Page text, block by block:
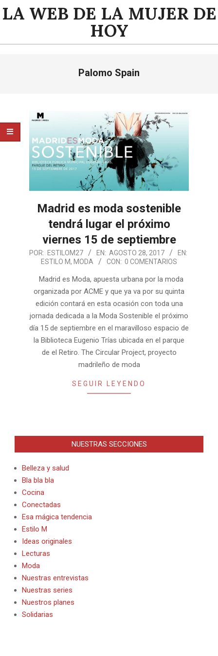
Saltar
alLA WEB DE LA MUJER DE
HOY
Palomo Spain
Madrid es moda sostenible
tendrá lugar el próximo
viernes 15 de septiembre
2017-
POR: ESTILOM27 EN: AGOSTO 28, 2017
EN:
ESTILO M, MODA CON: 0 COMENTARIOS
Madrid es Moda, apuesta urbana por la moda
organizada por ACME y que ya va por su quinta
edición contará en esta ocasión con toda una
jornada dedicada a la Moda Sostenible el próximo
día 15 de septiembre en el maravilloso espacio de
la Biblioteca Eugenio Trías ubicada en el parque
de el Retiro. The Circular Project, proyecto
madrileño de moda
SEGUIR LEYENDO
NUESTRAS SECCIONES
Belleza y salud
Bla bla bla
Cocina
Conectadas
Esa mágica tendencia
Estilo M
Ideas originales
Lecturas
Moda
Nuestras entrevistas
Nuestras series
Nuestros planes
Solidarias